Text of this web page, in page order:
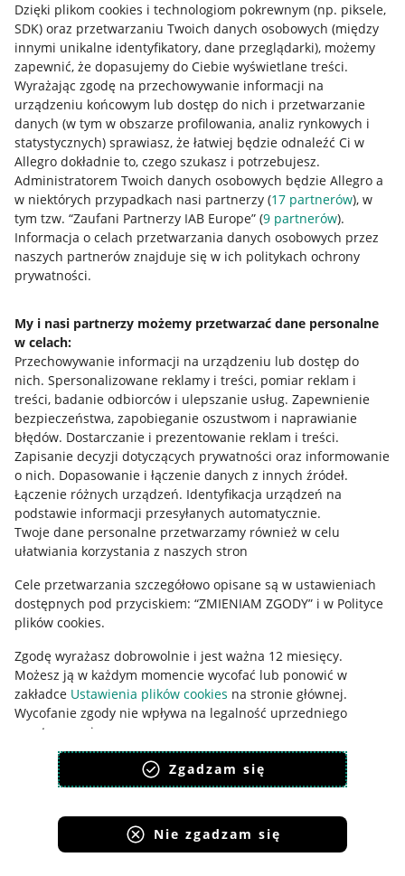
Dzięki plikom cookies i technologiom pokrewnym (np. piksele,
SDK) oraz przetwarzaniu Twoich danych osobowych (między
innymi unikalne identyfikatory, dane przeglądarki), możemy
zapewnić, że dopasujemy do Ciebie wyświetlane treści.
Wyrażając zgodę na przechowywanie informacji na
urządzeniu końcowym lub dostęp do nich i przetwarzanie
danych (w tym w obszarze profilowania, analiz rynkowych i
statystycznych) sprawiasz, że łatwiej będzie odnaleźć Ci w
Allegro dokładnie to, czego szukasz i potrzebujesz.
Administratorem Twoich danych osobowych będzie Allegro a
w niektórych przypadkach nasi partnerzy (17 partnerów), w
tym tzw. “Zaufani Partnerzy IAB Europe” (9 partnerów).
Informacja o celach przetwarzania danych osobowych przez
naszych partnerów znajduje się w ich politykach ochrony
prywatności.
My i nasi partnerzy możemy przetwarzać dane personalne
w celach:
Przechowywanie informacji na urządzeniu lub dostęp do
nich. Spersonalizowane reklamy i treści, pomiar reklam i
treści, badanie odbiorców i ulepszanie usług. Zapewnienie
bezpieczeństwa, zapobieganie oszustwom i naprawianie
błędów. Dostarczanie i prezentowanie reklam i treści.
Zapisanie decyzji dotyczących prywatności oraz informowanie
o nich. Dopasowanie i łączenie danych z innych źródeł.
Łączenie różnych urządzeń. Identyfikacja urządzeń na
podstawie informacji przesyłanych automatycznie.
Twoje dane personalne przetwarzamy również w celu
ułatwiania korzystania z naszych stron
Cele przetwarzania szczegółowo opisane są w ustawieniach
dostępnych pod przyciskiem: “ZMIENIAM ZGODY” i w Polityce
plików cookies.
Zgodę wyrażasz dobrowolnie i jest ważna 12 miesięcy.
Możesz ją w każdym momencie wycofać lub ponowić w
zakładce Ustawienia plików cookies na stronie głównej.
Wycofanie zgody nie wpływa na legalność uprzedniego
przetwarzania.
polityka plików cookies
polityka ochrony prywatności
Zgadzam się
Nie zgadzam się
Przydatne informacje
Jak to działa
Napisz do nas
Allegro Gadane dla kupujących
Mapa miejscowości
Informacje prawne
Regulamin
Polityka plików "cookies"
Ustawienia plików "cookies"
Udostępnianie lokalizacji
Pobierz aplikację
Korzystanie z serwisu oznacza akceptacjęregulaminu